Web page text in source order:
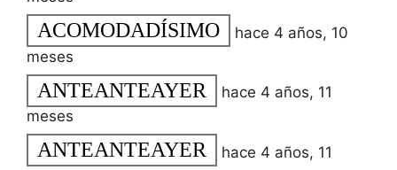
ACOMODADÍSIMO
hace 4 años, 10
meses
ANTEANTEAYER
hace 4 años, 11
meses
ANTEANTEAYER
hace 4 años, 11